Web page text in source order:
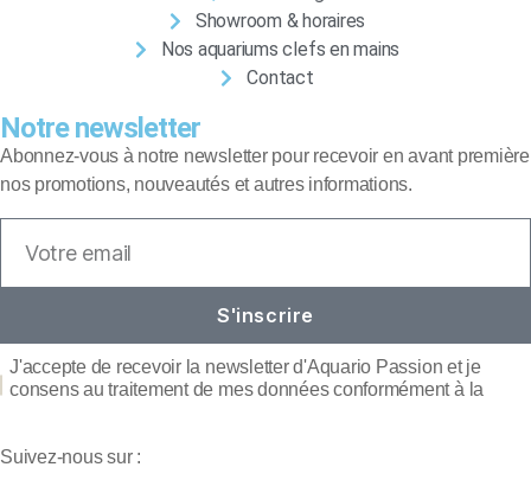
Showroom & horaires
Nos aquariums clefs en mains
Contact
Notre newsletter
Abonnez-vous à notre newsletter pour recevoir en avant première
nos promotions, nouveautés et autres informations.
J'accepte de recevoir la newsletter d'Aquario Passion et je
consens au traitement de mes données conformément à la
S'inscrire
Suivez-nous sur :